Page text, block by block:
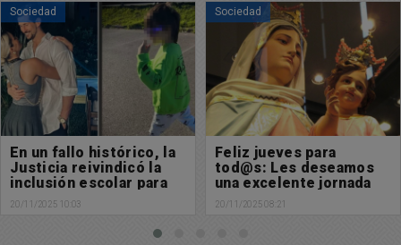
Sociedad
Feliz jueves para
tod@s: Les deseamos
una excelente jornada
20/11/2025 08:21
Sociedad
Se extravió billetera
con documentación a
nombre de Lautaro
Carvallo
19/11/2025 19:13